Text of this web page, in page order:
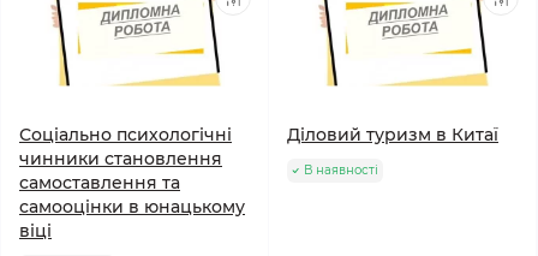
Соціально психологічні
чинники становлення
самоставлення та
самооцінки в юнацькому
віці
Діловий туризм в Китаї
В наявності